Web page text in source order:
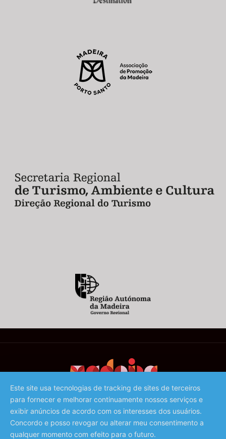
©️ 2023 - Associação de Promoção da Madeira
Este site usa tecnologias de tracking de sites de terceiros
para fornecer e melhorar continuamente nossos serviços e
exibir anúncios de acordo com os interesses dos usuários.
Concordo e posso revogar ou alterar meu consentimento a
qualquer momento com efeito para o futuro.